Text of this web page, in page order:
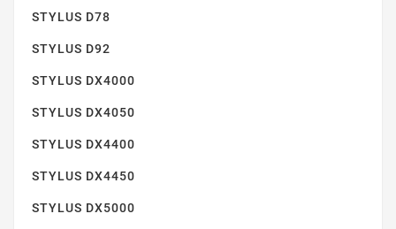
STYLUS D78
STYLUS D92
STYLUS DX4000
STYLUS DX4050
STYLUS DX4400
STYLUS DX4450
STYLUS DX5000